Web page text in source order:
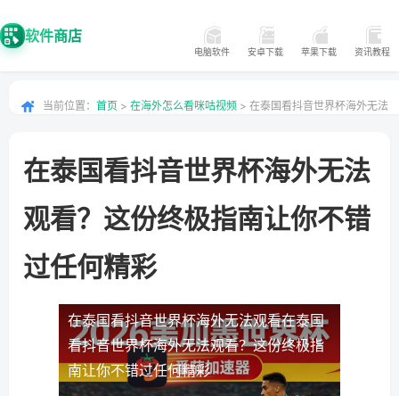
软件商店
电脑软件 安卓下载 苹果下载 资讯教程
当前位置： 首页 > 在海外怎么看咪咕视频 > 在泰国看抖音世界杯海外无法
在泰国看抖音世界杯海外无法
观看？这份终极指南让你不错
过任何精彩
在泰国看抖音世界杯海外无法观看在泰国
看抖音世界杯海外无法观看？这份终极指
南让你不错过任何精彩